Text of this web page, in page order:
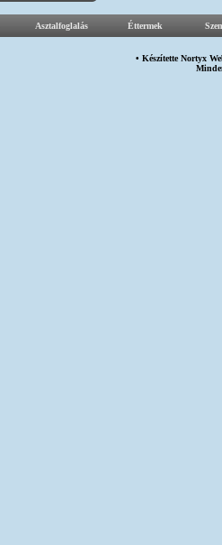
Asztalfoglalás Éttermek
• KészítetteNortyx